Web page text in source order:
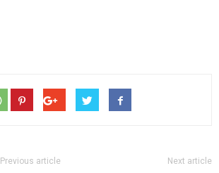
Previous article Next article